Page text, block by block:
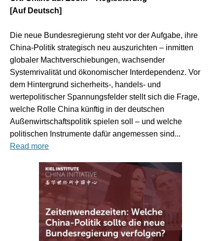
[Auf Deutsch]
Die neue Bundesregierung steht vor der Aufgabe, ihre
China-Politik strategisch neu auszurichten – inmitten
globaler Machtverschiebungen, wachsender
Systemrivalität und ökonomischer Interdependenz. Vor
dem Hintergrund sicherheits-, handels- und
wertepolitischer Spannungsfelder stellt sich die Frage,
welche Rolle China künftig in der deutschen
Außenwirtschaftspolitik spielen soll – und welche
politischen Instrumente dafür angemessen sind...
Read more